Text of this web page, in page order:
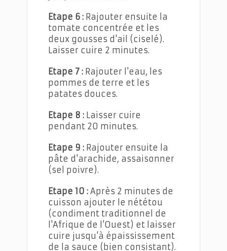
Etape 6 : Rajouter ensuite la
tomate concentrée et les
deux gousses d'ail (ciselé).
Laisser cuire 2 minutes.
Etape 7 : Rajouter l'eau, les
pommes de terre et les
patates douces.
Etape 8 : Laisser cuire
pendant 20 minutes.
Etape 9 : Rajouter ensuite la
pâte d'arachide, assaisonner
(sel poivre).
Etape 10 : Après 2 minutes de
cuisson ajouter le nététou
(condiment traditionnel de
l'Afrique de l'Ouest) et laisser
cuire jusqu'à épaississement
de la sauce (bien consistant).